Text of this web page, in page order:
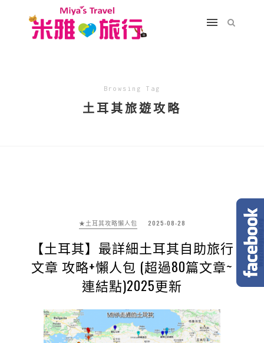
Browsing Tag
土耳其旅遊攻略
★土耳其攻略懶人包 2025-08-28
【土耳其】最詳細土耳其自助旅行
文章 攻略+懶人包 (超過80篇文章~
連結點)2025更新